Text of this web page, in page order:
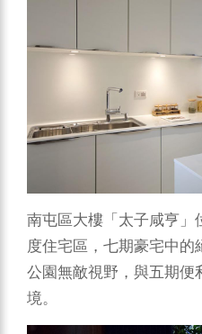
南屯區大樓「太子咸亨」
度住宅區，七期豪宅中
公園無敵視野，與五期便
境。